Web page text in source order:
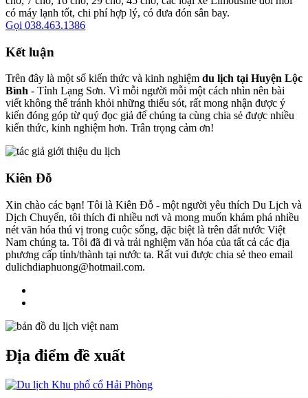
có máy lạnh tốt, chi phí hợp lý, có đưa đón sân bay.
Gọi 038.463.1386
Kết luận
Trên đây là một số kiến thức và kinh nghiệm du lịch tại Huyện Lộc
Bình - Tỉnh Lạng Sơn. Vì mỗi người mỗi một cách nhìn nên bài
viết không thể tránh khỏi những thiếu sót, rất mong nhận được ý
kiến đóng góp từ quý đọc giả để chúng ta cùng chia sẻ được nhiều
kiến thức, kinh nghiệm hơn. Trân trọng cảm ơn!
Kiên Đỗ
Xin chào các bạn! Tôi là Kiên Đỗ - một người yêu thích Du Lịch và
Dịch Chuyển, tôi thích đi nhiều nơi và mong muốn khám phá nhiều
nét văn hóa thú vị trong cuộc sống, đặc biệt là trên đất nước Việt
Nam chúng ta. Tôi đã đi và trải nghiệm văn hóa của tất cả các địa
phương cấp tỉnh/thành tại nước ta. Rất vui được chia sẻ theo email
dulichdiaphuong@hotmail.com.
Địa điểm đề xuất